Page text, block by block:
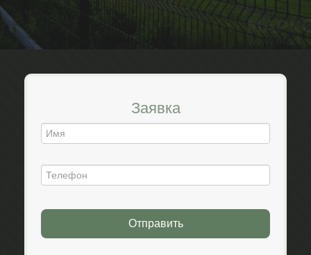
Заявка
Отправить